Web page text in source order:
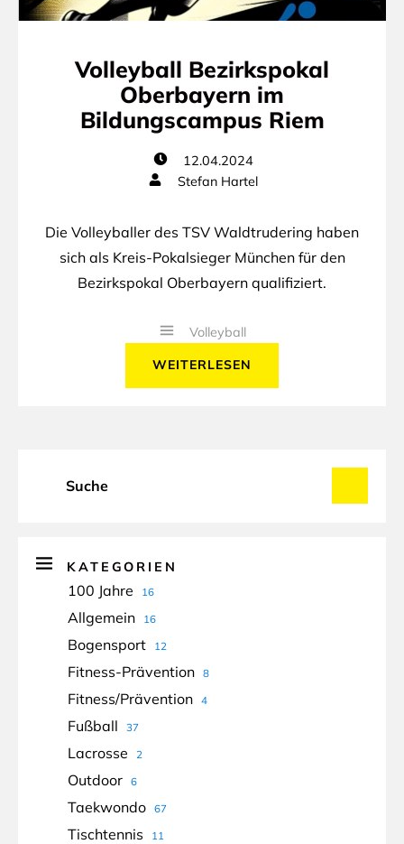
Volleyball Bezirkspokal
Oberbayern im
Bildungscampus Riem
12.04.2024
Stefan Hartel
Die Volleyballer des TSV Waldtrudering haben
sich als Kreis-Pokalsieger München für den
Bezirkspokal Oberbayern qualifiziert.
Volleyball
WEITERLESEN
KATEGORIEN
100 Jahre 16
Allgemein 16
Bogensport 12
Fitness-Prävention 8
Fitness/Prävention 4
Fußball 37
Lacrosse 2
Outdoor 6
Taekwondo 67
Tischtennis 11